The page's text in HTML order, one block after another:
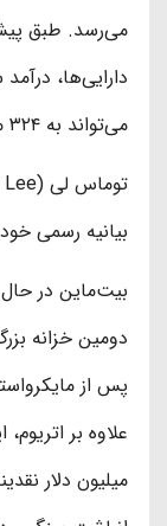
می‌رسد. طبق
دارایی‌ها،
می‌تواند به ۳۲۴ میلیون دلار برسد.
بیانیه رسمی
بیت‌ماین در
دومین خزانه
میلیون دلار